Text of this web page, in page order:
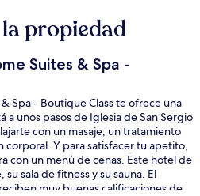
propiedad
Suites & Spa -
Spa - Boutique Class te ofrece una
a unos pasos de Iglesia de San Sergio
con un masaje, un tratamiento
corporal. Y para satisfacer tu apetito,
con un menú de cenas. Este hotel de
sala de fitness y su sauna. El
muy buenas calificaciones de